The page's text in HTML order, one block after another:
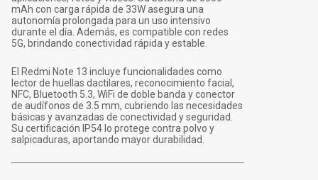
mAh con carga rápida de 33W asegura una
autonomía prolongada para un uso intensivo
durante el día. Además, es compatible con redes
5G, brindando conectividad rápida y estable.
El Redmi Note 13 incluye funcionalidades como
lector de huellas dactilares, reconocimiento facial,
NFC, Bluetooth 5.3, WiFi de doble banda y conector
de audífonos de 3.5 mm, cubriendo las necesidades
básicas y avanzadas de conectividad y seguridad.
Su certificación IP54 lo protege contra polvo y
salpicaduras, aportando mayor durabilidad.